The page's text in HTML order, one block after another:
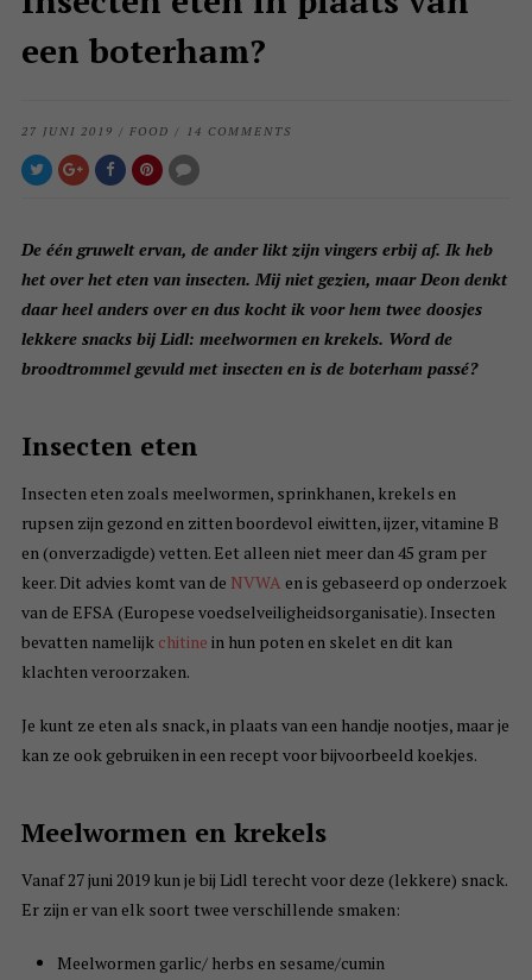
een boterham?
27 JUNI 2019 / FOOD / 14 COMMENTS
De één gruwelt ervan, de ander likt zijn vingers erbij af. Ik heb
het over het eten van insecten. Mij niet gezien, maar Deon denkt
daar heel anders over en dus kocht ik voor hem twee doosjes
lekkere snacks bij Lidl: meelwormen en krekels. Word de
broodtrommel gevuld met insecten en is de boterham passé?
Insecten eten
Insecten eten zoals meelwormen, sprinkhanen, krekels en
rupsen zijn gezond en zitten boordevol eiwitten, ijzer, vitamine B
en (onverzadigde) vetten. Eet alleen niet meer dan 45 gram per
keer. Dit advies komt van de NVWA en is gebaseerd op onderzoek
van de EFSA (Europese voedselveiligheidsorganisatie). Insecten
bevatten namelijk chitine in hun poten en skelet en dit kan
klachten veroorzaken.
Je kunt ze eten als snack, in plaats van een handje nootjes, maar je
kan ze ook gebruiken in een recept voor bijvoorbeeld koekjes.
Meelwormen en krekels
Vanaf 27 juni 2019 kun je bij Lidl terecht voor deze (lekkere) snack.
Er zijn er van elk soort twee verschillende smaken:
Meelwormen garlic/ herbs en sesame/cumin